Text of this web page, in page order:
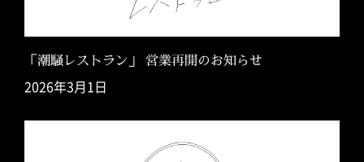
「潮騒レストラン」 営業再開のお知らせ
2026年3月1日